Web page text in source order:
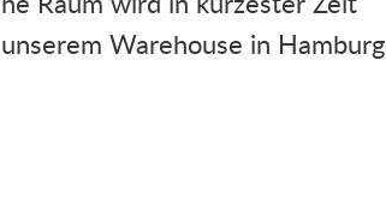
Warehouse in Hamburg